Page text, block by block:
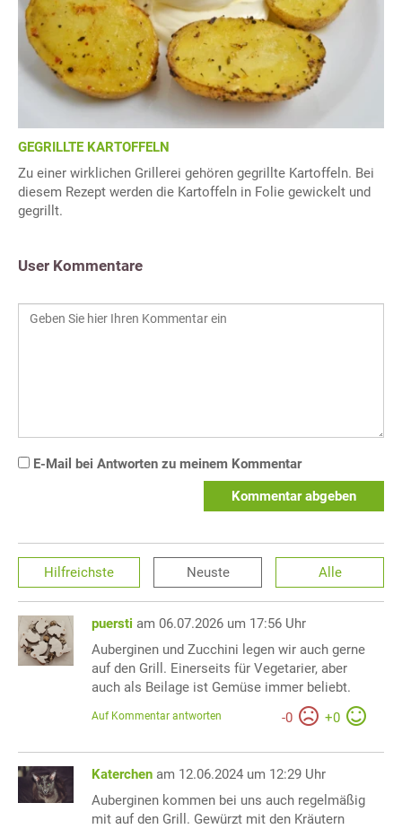
GEGRILLTE KARTOFFELN
Zu einer wirklichen Grillerei gehören gegrillte Kartoffeln. Bei
diesem Rezept werden die Kartoffeln in Folie gewickelt und
gegrillt.
User Kommentare
E-Mail bei Antworten zu meinem Kommentar
Kommentar abgeben
Hilfreichste Neuste Alle
puersti am 06.07.2026 um 17:56 Uhr
Auberginen und Zucchini legen wir auch gerne
auf den Grill. Einerseits für Vegetarier, aber
auch als Beilage ist Gemüse immer beliebt.
-0 +0
Auf Kommentar antworten
Katerchen am 12.06.2024 um 12:29 Uhr
Auberginen kommen bei uns auch regelmäßig
mit auf den Grill. Gewürzt mit den Kräutern